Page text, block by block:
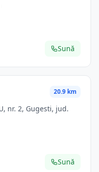
Sună
20.9 km
Sună